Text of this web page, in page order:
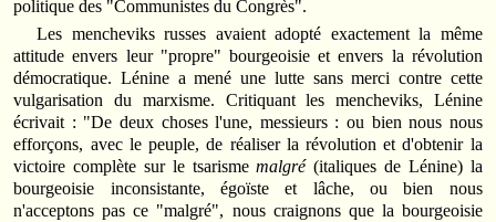
politique des "Communistes du Congrès".
Les mencheviks russes avaient adopté exactement la même
attitude envers leur "propre" bourgeoisie et envers la révolution
démocratique. Lénine a mené une lutte sans merci contre cette
vulgarisation du marxisme. Critiquant les mencheviks, Lénine
écrivait : "De deux choses l'une, messieurs : ou bien nous nous
efforçons, avec le peuple, de réaliser la révolution et d'obtenir la
victoire complète sur le tsarismemalgré (italiques de Lénine) la
bourgeoisie inconsistante, égoïste et lâche, ou bien nous
n'acceptons pas ce "malgré", nous craignons que la bourgeoisie